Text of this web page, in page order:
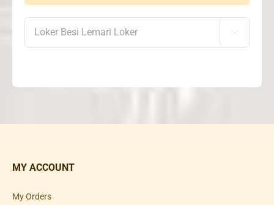

MY ACCOUNT
My Orders